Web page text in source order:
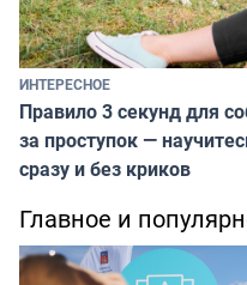
ИНТЕРЕСНОЕ
Правило 3 секунд для
за проступок —
сразу и без криков
Главное и